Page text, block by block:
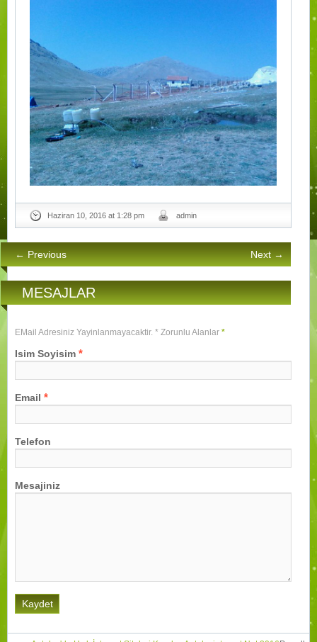
Haziran 10, 2016 at 1:28 pm admin
← Previous Next →
MESAJLAR
EMail Adresiniz Yayinlanmayacaktir. * Zorunlu Alanlar *
Isim Soyisim *
Email *
Telefon
Mesajiniz